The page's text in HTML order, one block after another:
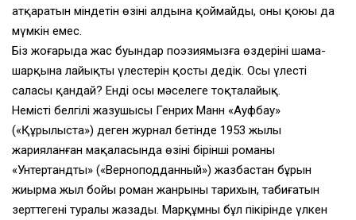
атқаратын міндетін өзінің алдына қоймайды, оны қоюы да
мүмкін емес.
Біз жоғарыда жас буындар поэзиямызға өздерінің шама-
шарқына лайықты үлестерін қосты дедік. Осы үлестің
саласы қандай? Енді осы мәселеге тоқталайық.
Немістің белгілі жазушысы Генрих Манн «Ауфбау»
(«Құрылыста») деген журнал бетінде 1953 жылы
жарияланған мақаласында өзінің бірінші романы
«Унтертандты» («Верноподданный») жазбастан бұрын
жиырма жыл бойы роман жанрының тарихын, табиғатын
зерттегені туралы жазады. Марқұмның бұл пікірінде үлкен